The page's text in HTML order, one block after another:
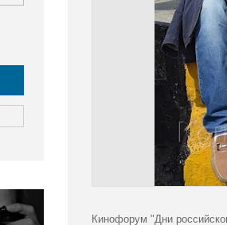
Кинофорум "Дни